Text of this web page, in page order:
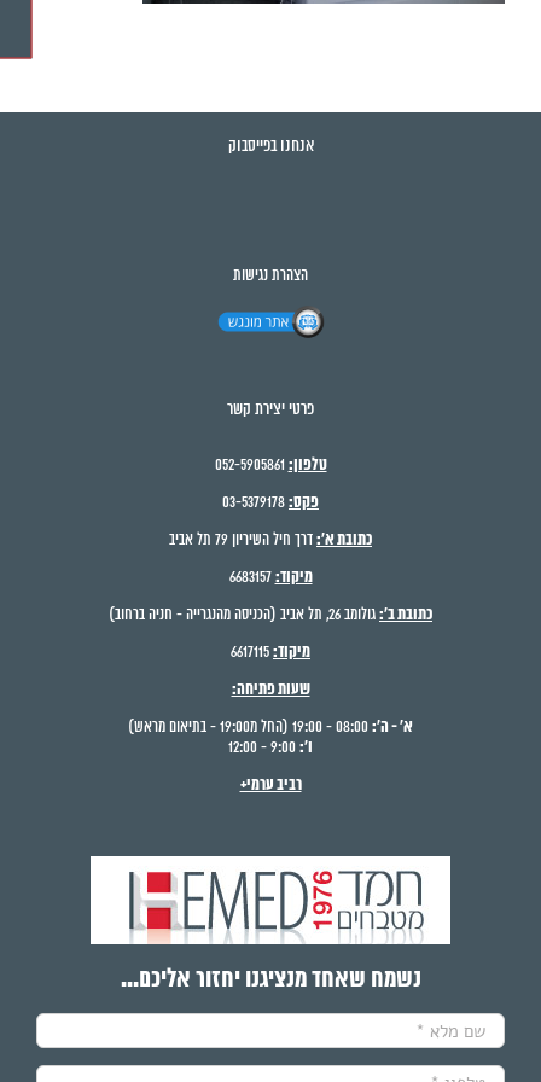
אנחנו בפייסבוק
הצהרת נגישות
פרטי יצירת קשר
טלפון:
פקס:
כתובת א': דרך חיל השיריון 79 תל אביב
מיקוד: 6683157
כתובת ב': גולומב 26, תל אביב (הכניסה מהנגרייה - חניה ברחוב)
מיקוד:
שעות פתיחה:
א' - ה':
ו':
רביב ערמי+
נשמח שאחד מנציגנו יחזור אליכם...